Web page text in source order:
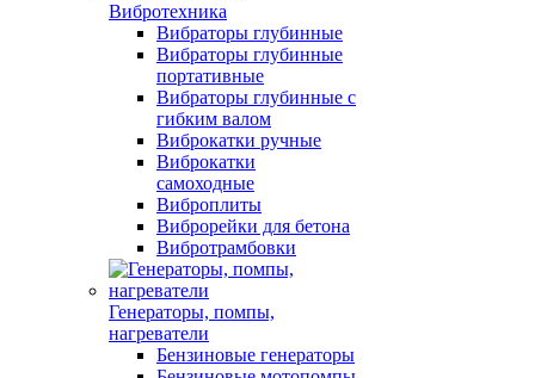
Вибротехника
Вибраторы глубинные
Вибраторы глубинные
портативные
Вибраторы глубинные с
гибким валом
Виброкатки ручные
Виброкатки
самоходные
Виброплиты
Виброрейки для бетона
Вибротрамбовки
Генераторы, помпы,
нагреватели
Бензиновые генераторы